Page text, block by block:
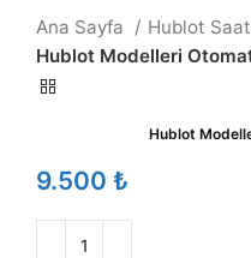
Ana Sayfa
Hublot
Hublot Modelleri
Hublot
₺